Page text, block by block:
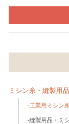
ミシン糸・縫製用
工業用ミシン
縫製用品・ミ